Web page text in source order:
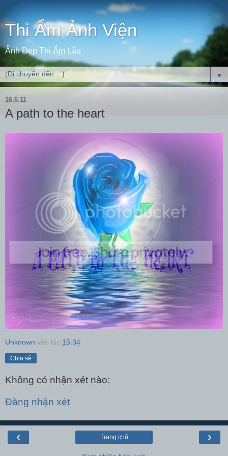
Thi Ẩm Ảnh Viện
Ảnh Đẹp Thi Ẩm Lâu
▼
16.6.11
A path to the heart
Unknown vào lúc 15:34
Chia sẻ
Không có nhận xét nào:
Đăng nhận xét
‹ ›
Trang chủ